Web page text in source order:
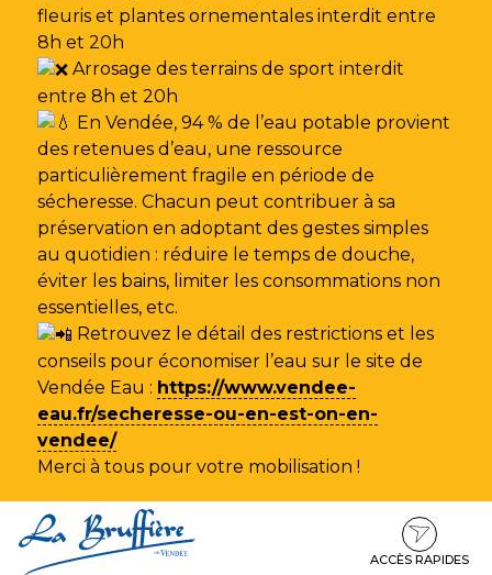
fleuris et plantes ornementales interdit entre
8h et 20h
Arrosage des terrains de sport interdit
entre 8h et 20h
En Vendée, 94 % de l’eau potable provient
des retenues d’eau, une ressource
particulièrement fragile en période de
sécheresse. Chacun peut contribuer à sa
préservation en adoptant des gestes simples
au quotidien : réduire le temps de douche,
éviter les bains, limiter les consommations non
essentielles, etc.
Retrouvez le détail des restrictions et les
conseils pour économiser l’eau sur le site de
Vendée Eau : https://www.vendee-
eau.fr/secheresse-ou-en-est-on-en-
vendee/
Merci à tous pour votre mobilisation !
au
contenu
au
ACCÈS RAPIDES